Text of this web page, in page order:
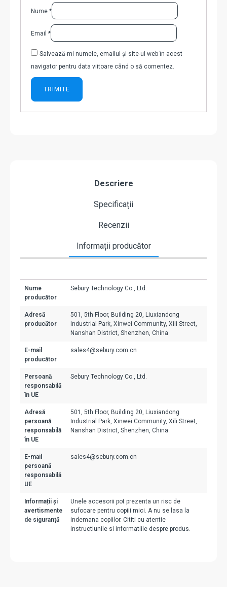
Nume *
Email *
Salvează-mi numele, emailul și site-ul web în acest
navigator pentru data viitoare când o să comentez.
Descriere
Specificații
Recenzii
Informații producător
Nume
producător
Sebury Technology Co., Ltd.
Adresă
producător
501, 5th Floor, Building 20, Liuxiandong
Industrial Park, Xinwei Community, Xili Street,
Nanshan District, Shenzhen, China
E-mail
producător
sales4@sebury.com.cn
Persoană
responsabilă
în UE
Sebury Technology Co., Ltd.
Adresă
persoană
responsabilă
în UE
501, 5th Floor, Building 20, Liuxiandong
Industrial Park, Xinwei Community, Xili Street,
Nanshan District, Shenzhen, China
E-mail
persoană
responsabilă
UE
sales4@sebury.com.cn
Informații și
avertismente
de siguranță
Unele accesorii pot prezenta un risc de
sufocare pentru copiii mici. A nu se lasa la
indemana copiilor. Cititi cu atentie
instructiunile si informatiile despre produs.